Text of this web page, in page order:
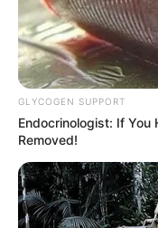
GLYCOGEN SUPPORT
Endocrinologist: If You
Removed!